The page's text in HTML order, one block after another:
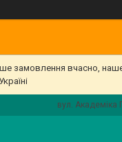
замовлення вчасно,
вул. Академіка